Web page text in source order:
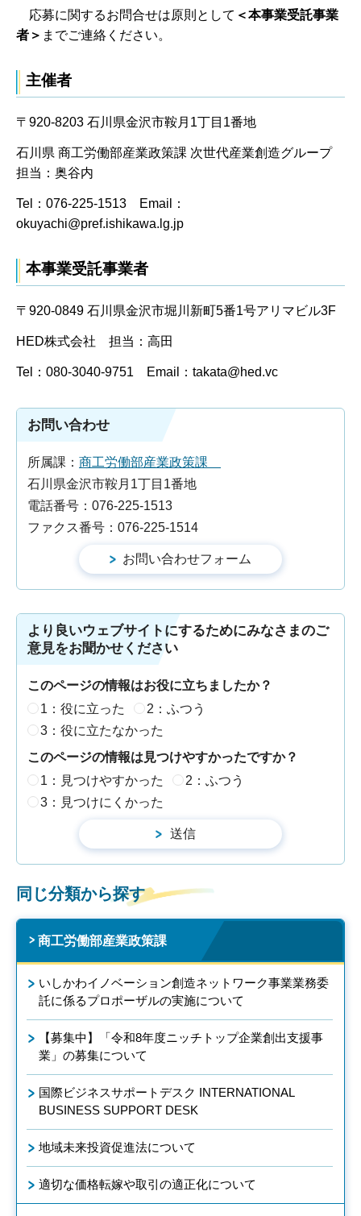
応募に関するお問合せは原則として ＜本事業受託事業
者＞ までご連絡ください。
主催者
〒920-8203 石川県金沢市鞍月1丁目1番地
石川県 商工労働部産業政策課 次世代産業創造グループ
担当：奥谷内
Tel：076-225-1513 Email：
okuyachi@pref.ishikawa.lg.jp
本事業受託事業者
〒920-0849 石川県金沢市堀川新町5番1号アリマビル3F
HED株式会社 担当：高田
Tel：080-3040-9751 Email：takata@hed.vc
お問い合わせ
所属課： 商工労働部産業政策課
石川県金沢市鞍月1丁目1番地
電話番号：076-225-1513
ファクス番号：076-225-1514
より良いウェブサイトにするためにみなさまのご
意見をお聞かせください
このページの情報はお役に立ちましたか？
1：役に立った
2：ふつう
3：役に立たなかった
このページの情報は見つけやすかったですか？
1：見つけやすかった
2：ふつう
3：見つけにくかった
同じ分類から探す
商工労働部産業政策課
いしかわイノベーション創造ネットワーク事業業務委
託に係るプロポーザルの実施について
【募集中】「令和8年度ニッチトップ企業創出支援事
業」の募集について
国際ビジネスサポートデスク INTERNATIONAL
BUSINESS SUPPORT DESK
地域未来投資促進法について
適切な価格転嫁や取引の適正化について